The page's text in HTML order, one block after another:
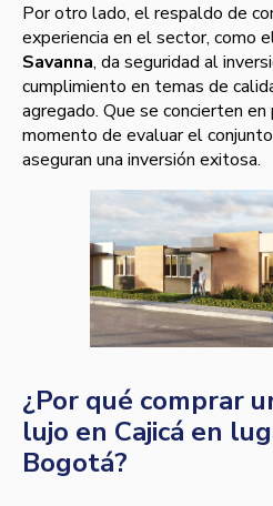
Por otro lado, el respaldo de
experiencia en el sector, como
Savanna, da seguridad al
cumplimiento en temas de
agregado. Que se concierten
momento de evaluar el
aseguran una inversión exitosa.
¿Por qué comprar
lujo en Cajicá en
Bogotá?